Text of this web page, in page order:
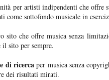
per artisti indipendenti che
come sottofondo musicale in
sito che offre musica senza
sito per sempre.
di ricercaper musica senza
dei risultati mirati.